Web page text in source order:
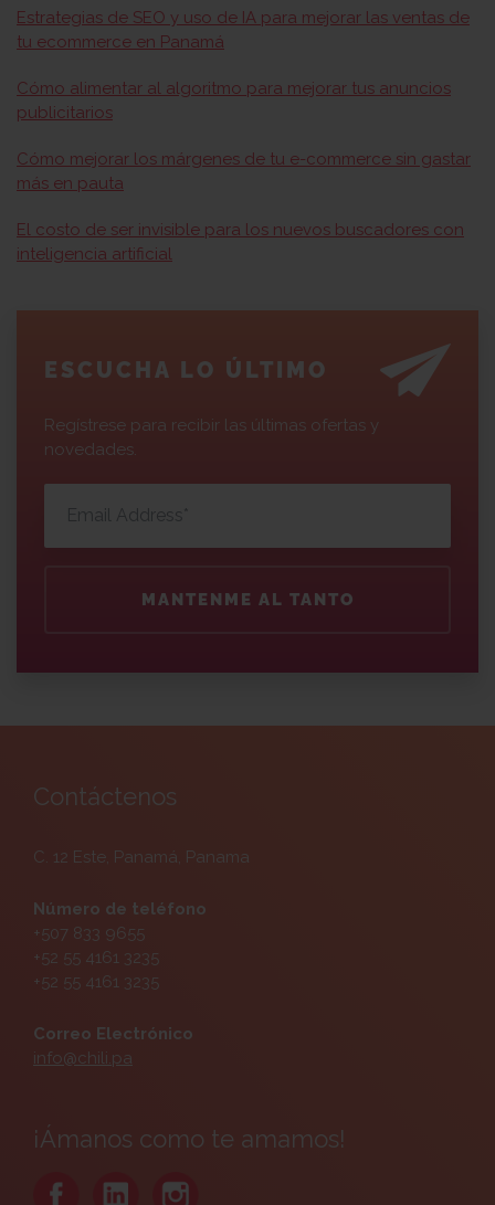
Estrategias de SEO y uso de IA para mejorar las ventas de
tu ecommerce en Panamá
Cómo alimentar al algoritmo para mejorar tus anuncios
publicitarios
Cómo mejorar los márgenes de tu e-commerce sin gastar
más en pauta
El costo de ser invisible para los nuevos buscadores con
inteligencia artificial
ESCUCHA LO ÚLTIMO
Regístrese para recibir las últimas ofertas y
novedades.
MANTENME AL TANTO
Contáctenos
C. 12 Este, Panamá, Panama
Número de teléfono
+507 833 9655
+52 55 4161 3235
+52 55 4161 3235
Correo Electrónico
info@chili.pa
¡Ámanos como te amamos!